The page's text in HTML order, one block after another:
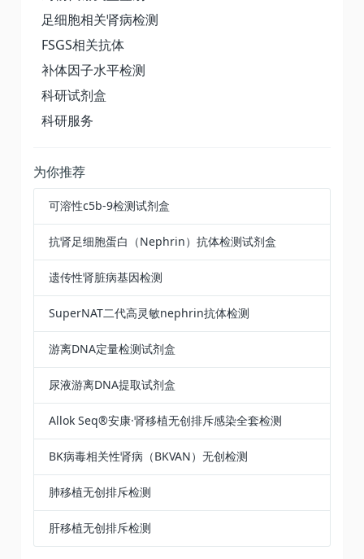
足细胞相关肾病检测
FSGS相关抗体
补体因子水平检测
科研试剂盒
科研服务
为你推荐
可溶性c5b-9检测试剂盒
抗肾足细胞蛋白（Nephrin）抗体检测试剂盒
遗传性肾脏病基因检测
SuperNAT二代高灵敏nephrin抗体检测
游离DNA定量检测试剂盒
尿液游离DNA提取试剂盒​
Allok Seq®安康·肾移植无创排斥感染全套检测
BK病毒相关性肾病（BKVAN）无创检测
肺移植无创排斥检测
肝移植无创排斥检测